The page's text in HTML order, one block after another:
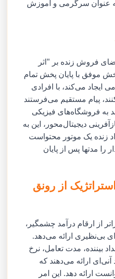
عنوان سرگرمی و آموزش
فروش زنده بر "اثر
موفق با پایان پخش تمام
ایجاد می‌کند، با افرادی
پیام مستقیم می‌فرستند
به فروشگاه‌های فیزیکی
دیجیتال‌محور، این به
زنده یک موتور محتواست
را مدتها پس از پایان
از رونق
از ارقام درآمد چشمگیر،
بی‌نظیری ارائه می‌دهد.
بیننده، مدت تعامل، نرخ
آنی‌ای ارائه می‌دهند که
ارائه دهد. این امر